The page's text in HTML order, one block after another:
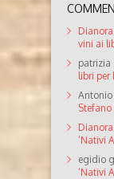
vini ai
patrizia
libri
Antonio
Stefano
‘Nativi
egidio
‘Nativi